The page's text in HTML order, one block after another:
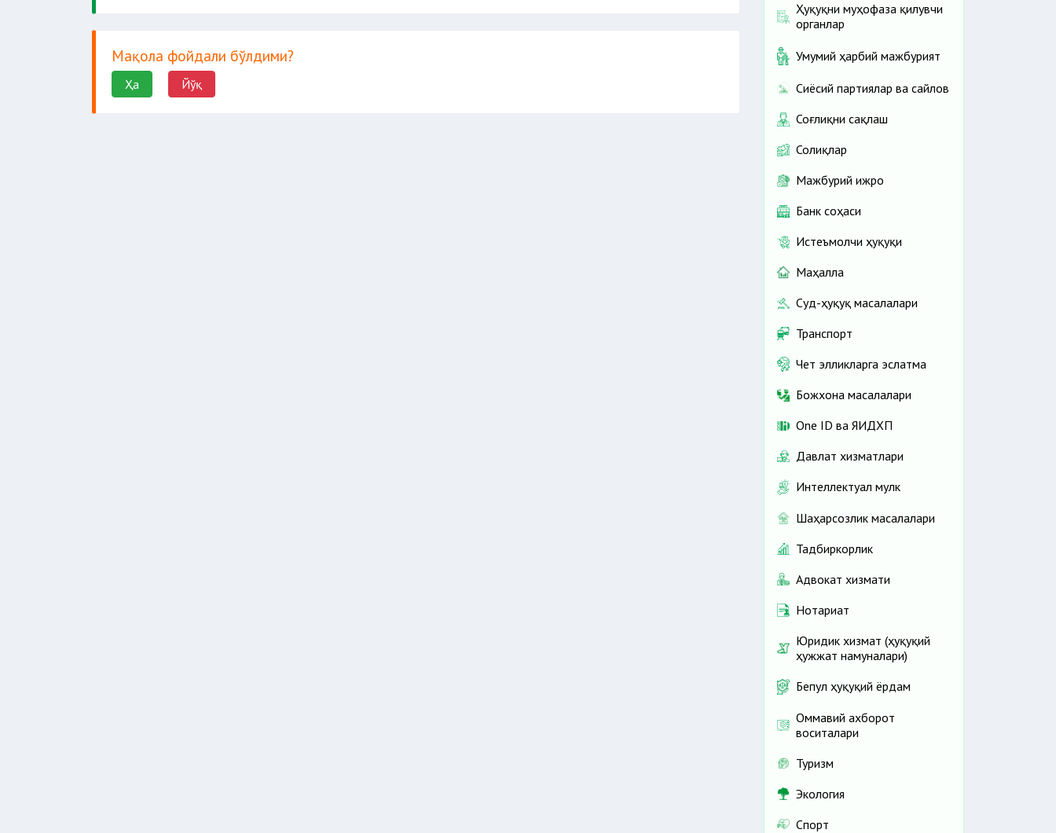
Мақола фойдали бўлдими?
Ҳа Йўқ
Ҳуқуқни муҳофаза қилувчи
органлар
Умумий ҳарбий мажбурият
Сиёсий партиялар ва сайлов
Соғлиқни сақлаш
Солиқлар
Мажбурий ижро
Банк соҳаси
Истеъмолчи ҳуқуқи
Маҳалла
Суд-ҳуқуқ масалалари
Транспорт
Чет элликларга эслатма
Божхона масалалари
One ID ва ЯИДХП
Давлат хизматлари
Интеллектуал мулк
Шаҳарсозлик масалалари
Тадбиркорлик
Адвокат хизмати
Нотариат
Юридик хизмат (ҳуқуқий
ҳужжат намуналари)
Бепул ҳуқуқий ёрдам
Оммавий ахборот
воситалари
Туризм
Экология
Спорт